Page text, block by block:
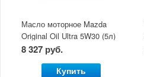
Масло моторное Mazda
Original Oil Ultra 5W30 (5л)
8 327 руб.
Купить